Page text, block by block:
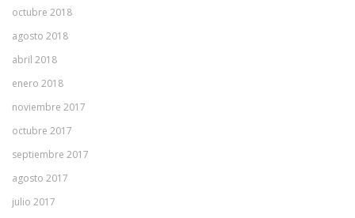
octubre 2018
agosto 2018
abril 2018
enero 2018
noviembre 2017
octubre 2017
septiembre 2017
agosto 2017
julio 2017